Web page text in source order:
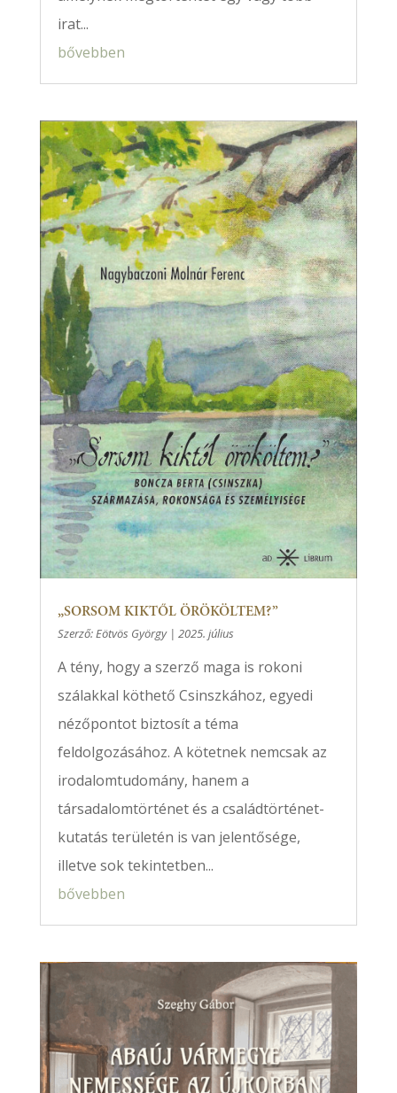
irat...
bővebben
„SORSOM KIKTŐL ÖRÖKÖLTEM?”
Szerző:Eötvös György| 2025. július
A tény, hogy a szerző maga is rokoni
szálakkal köthető Csinszkához, egyedi
nézőpontot biztosít a téma
feldolgozásához. A kötetnek nemcsak az
irodalomtudomány, hanem a
társadalomtörténet és a családtörténet-
kutatás területén is van jelentősége,
illetve sok tekintetben...
bővebben